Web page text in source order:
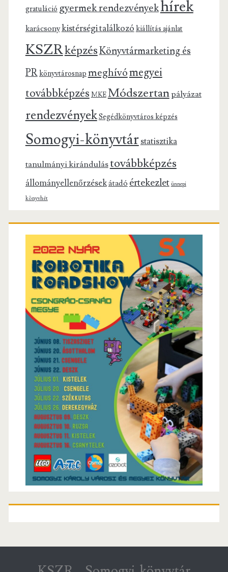
gratuláció gyermek rendezvényekhírek
karácsonykistérségi találkozó kiállítás ajánlat
KSZRképzésKönyvtármarketing és
PRkönyvtárosnap meghívómegyei
továbbképzés MKE Módszertanpályázat
rendezvényekSegédkönyvtáros képzés
Somogyi-könyvtárstatisztika
tanulmányi kirándulástovábbképzés
állományellenőrzésekátadóértekezlet ünnepi
könyvhét